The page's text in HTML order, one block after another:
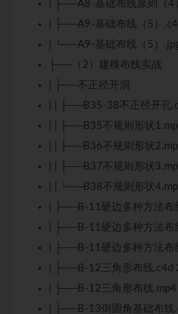
| ├──A8-基础布线原则（4
| ├──A9-基础布线（5）
| └──A9-基础布线（5）
├──（2）建模布线实战
| ├──不正径开洞
| | ├──B35-38不正径开孔
| | ├──B35不规则形状
| | ├──B36不规则形状
| | ├──B37不规则形状
| | └──B38不规则形状
| ├──B-11硬边多种方法
| ├──B-11硬边多种方法
| ├──B-11硬边多种方法布
| ├──B-12三角形布线.c4d
| ├──B-12三角形布线
| ├──B-13倒圆角基础布